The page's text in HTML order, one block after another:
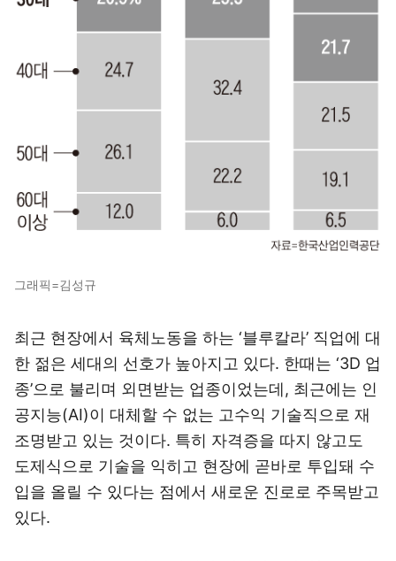
그래픽=김성규
최근 현장에서 육체노동을 하는 ‘블루칼라’ 직업에 대
한 젊은 세대의 선호가 높아지고 있다. 한때는 ‘3D 업
종’으로 불리며 외면받는 업종이었는데, 최근에는 인
공지능(AI)이 대체할 수 없는 고수익 기술직으로 재
조명받고 있는 것이다. 특히 자격증을 따지 않고도
도제식으로 기술을 익히고 현장에 곧바로 투입돼 수
입을 올릴 수 있다는 점에서 새로운 진로로 주목받고
있다.